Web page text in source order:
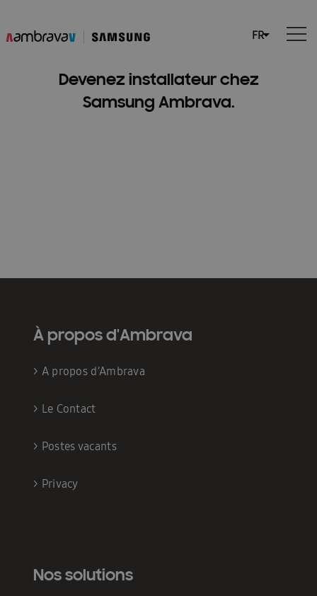
Devenez installateur chez
Samsung Ambrava.
À propos d'Ambrava
> A propos d’Ambrava
> Le Contact
> Postes vacants
> Privacy
Nos solutions